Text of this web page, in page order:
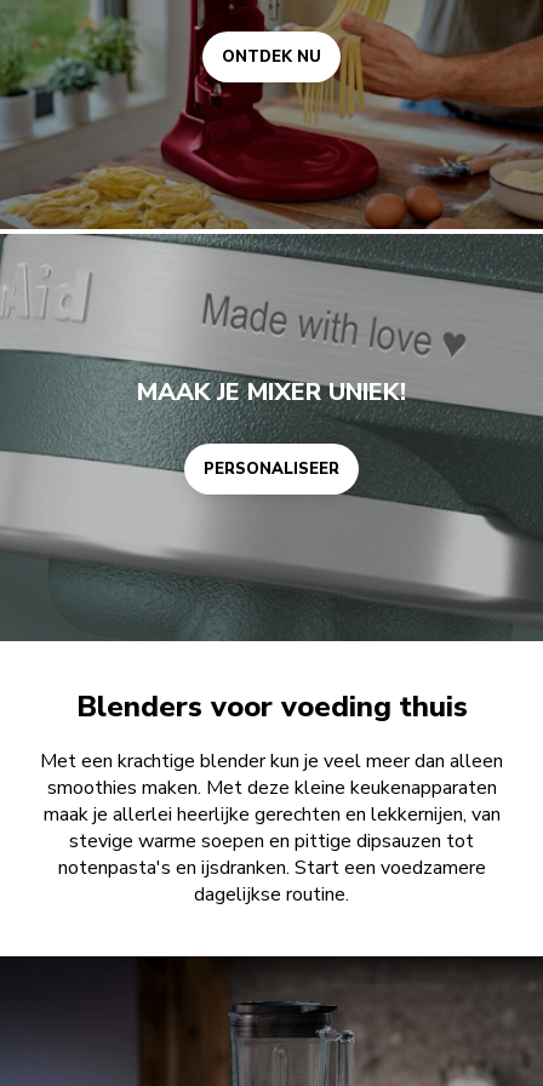
ONTDEK NU
MAAK JE MIXER UNIEK!
PERSONALISEER
Personaliseer
Blenders voor voeding thuis
Met een krachtige blender kun je veel meer dan alleen
smoothies maken. Met deze kleine keukenapparaten
maak je allerlei heerlijke gerechten en lekkernijen, van
stevige warme soepen en pittige dipsauzen tot
notenpasta's en ijsdranken. Start een voedzamere
dagelijkse routine.
NU KOPEN